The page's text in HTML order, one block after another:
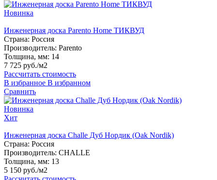
Новинка
Инженерная доска Parento Home ТИКВУД
Страна: Россия
Производитель: Parento
Толщина, мм: 14
7 725 руб./м2
Рассчитать стоимость
В избранное В избранном
Сравнить
Новинка
Хит
Инженерная доска Challe Дуб Нордик (Oak Nordik)
Страна: Россия
Производитель: CHALLE
Толщина, мм: 13
5 150 руб./м2